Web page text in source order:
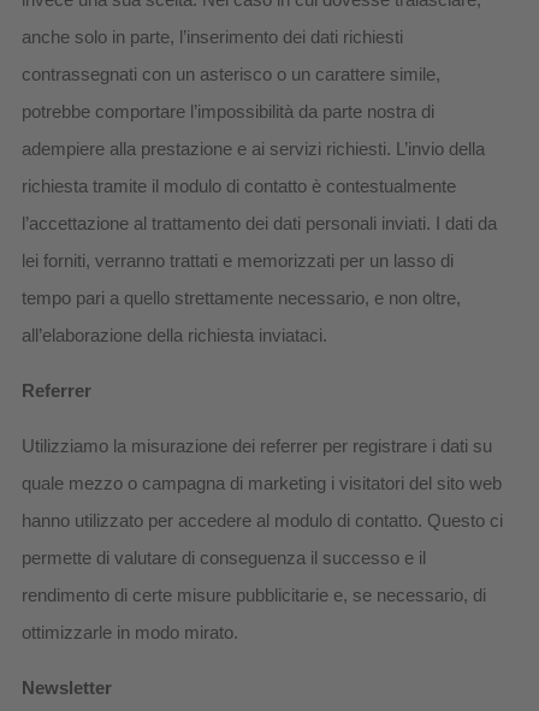
anche solo in parte, l’inserimento dei dati richiesti
contrassegnati con un asterisco o un carattere simile,
potrebbe comportare l’impossibilità da parte nostra di
adempiere alla prestazione e ai servizi richiesti. L’invio della
richiesta tramite il modulo di contatto è contestualmente
l’accettazione al trattamento dei dati personali inviati. I dati da
lei forniti, verranno trattati e memorizzati per un lasso di
tempo pari a quello strettamente necessario, e non oltre,
all’elaborazione della richiesta inviataci.
Referrer
Utilizziamo la misurazione dei referrer per registrare i dati su
quale mezzo o campagna di marketing i visitatori del sito web
hanno utilizzato per accedere al modulo di contatto. Questo ci
permette di valutare di conseguenza il successo e il
rendimento di certe misure pubblicitarie e, se necessario, di
ottimizzarle in modo mirato.
Newsletter